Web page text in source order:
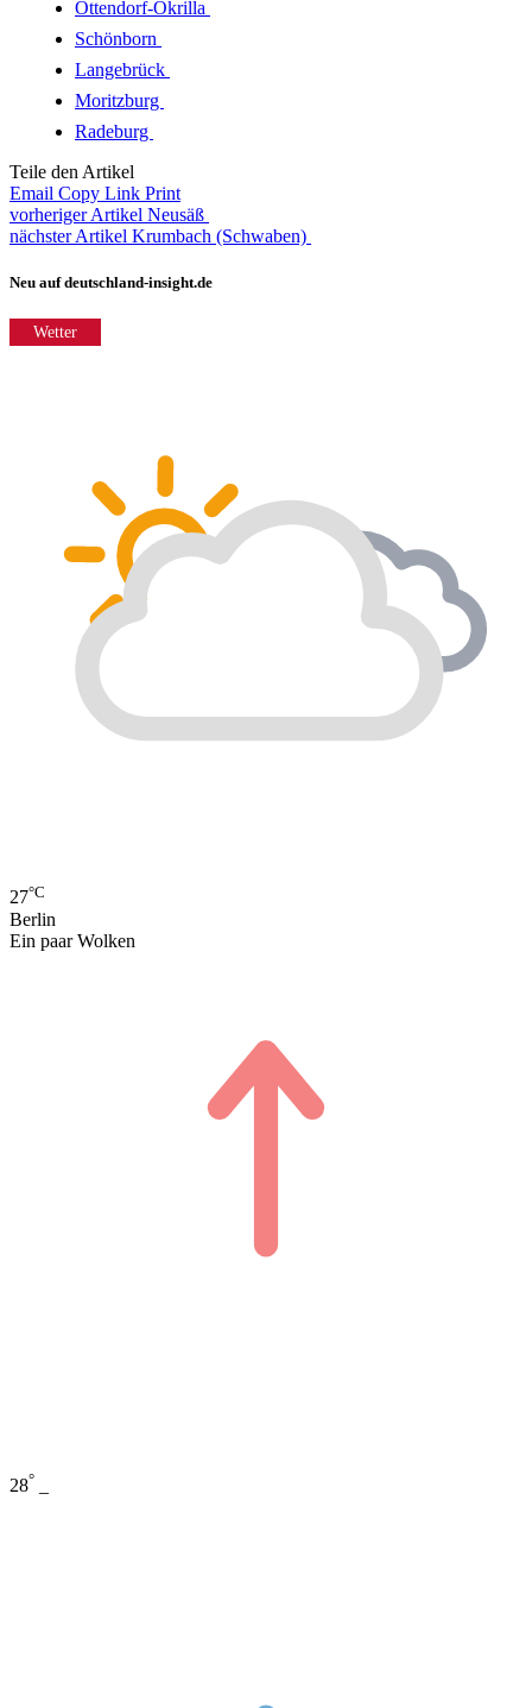
Ottendorf-Okrilla
Schönborn
Langebrück
Moritzburg
Radeburg
Teile den Artikel
Email Copy Link Print
vorheriger Artikel Neusäß
nächster Artikel Krumbach (Schwaben)
Neu auf deutschland-insight.de
Wetter
27°C
Berlin
Ein paar Wolken
28°